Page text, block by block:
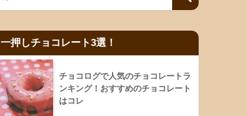
一押しチョコレート3選！
チョコログで人気のチョコレートラ
ンキング！おすすめのチョコレート
はコレ